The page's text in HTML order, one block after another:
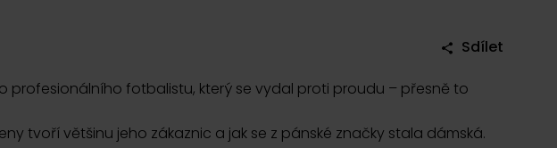
Sdílet
fotbalistu, který se vydal proti proudu – přesně to
tvoří většinu jeho zákaznic a jak se z pánské značky stala dámská.